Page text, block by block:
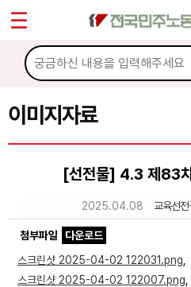
이미지자료
[선전물] 4.3 제83
2025.04.08 교육선전
첨부파일
다운로드
스크린샷 2025-04-02 122031.png
스크린샷 2025-04-02 122007.png
마이페이지
소개
소식
문서자료
이미지자료
Sketchbook5,
Sketchbook5,